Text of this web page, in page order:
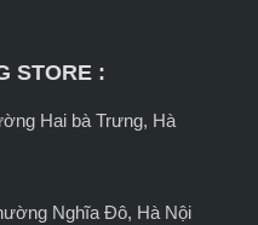
STORE :
Hai bà Trưng, Hà
Nghĩa Đô, Hà Nội